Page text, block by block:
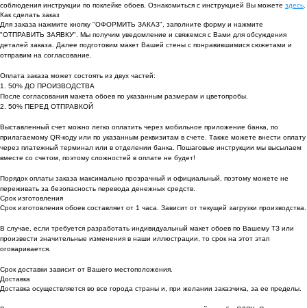
соблюдения инструкции по поклейке обоев. Ознакомиться с инструкцией Вы можете здесь
Как сделать заказ
Для заказа нажмите кнопку "ОФОРМИТЬ ЗАКАЗ", заполните форму и нажмите
"ОТПРАВИТЬ ЗАЯВКУ". Мы получим уведомление и свяжемся с Вами для обсуждения
деталей заказа. Далее подготовим макет Вашей стены с понравившимися сюжетами и
отправим на согласование.
Оплата заказа может состоять из двух частей:
1. 50% ДО ПРОИЗВОДСТВА
После согласования макета обоев по указанным размерам и цветопробы.
2. 50% ПЕРЕД ОТПРАВКОЙ
Выставленный счет можно легко оплатить через мобильное приложение банка, по
прилагаемому QR-коду или по указанным реквизитам в счете. Также можете внести оплату
через платежный терминал или в отделении банка. Пошаговые инструкции мы высылаем
вместе со счетом, поэтому сложностей в оплате не будет!
Порядок оплаты заказа максимально прозрачный и официальный, поэтому можете не
переживать за безопасность перевода денежных средств.
Срок изготовления
Срок изготовления обоев составляет от 1 часа. Зависит от текущей загрузки производства.
В случае, если требуется разработать индивидуальный макет обоев по Вашему ТЗ или
произвести значительные изменения в наши иллюстрации, то срок на этот этап
оговаривается.
Срок доставки зависит от Вашего местоположения.
Доставка
Доставка осуществляется во все города страны и, при желании заказчика, за ее пределы.